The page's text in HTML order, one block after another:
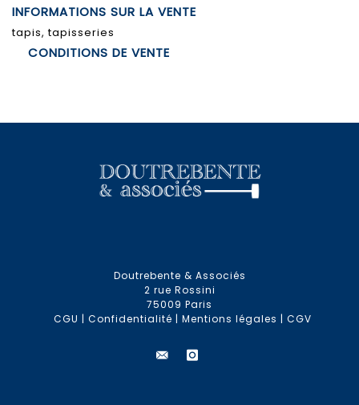
INFORMATIONS SUR LA VENTE
tapis, tapisseries
CONDITIONS DE VENTE
Doutrebente & Associés
2 rue Rossini
75009 Paris
CGU | Confidentialité | Mentions légales | CGV